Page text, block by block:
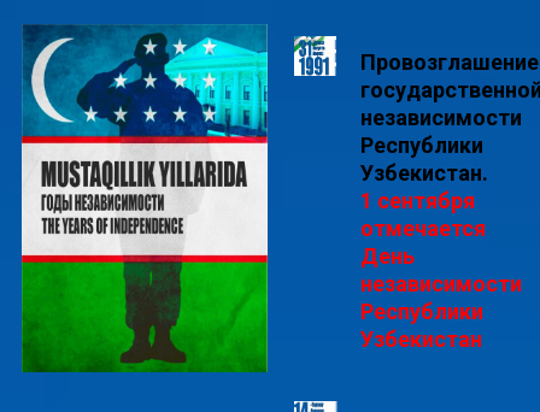
Провозглашение
независимости
Республики
Узбекистан.
1 сентября
отмечается
День
независимости
Республики
Узбекистан